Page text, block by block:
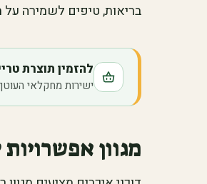
בריאות, טיפים לשמירה על
להזמין תוצרת
ישירות מחקלאי
מגוון